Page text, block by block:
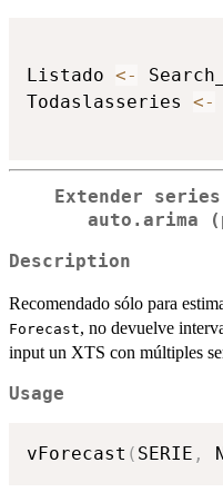
Listado <-
Todaslasseries <-
Extender
auto.arima
Description
Recomendado sólo para
Forecast, no devuelve
input un XTS con múltiples
Usage
vForecast ( SERIE ,